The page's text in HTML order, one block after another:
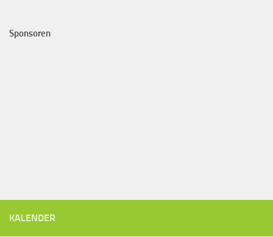
Sponsoren
KALENDER